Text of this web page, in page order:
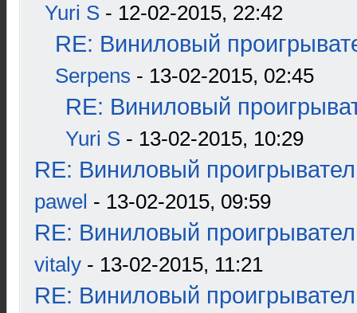
Yuri S - 12-02-2015, 22:42
RE: Виниловый
Serpens - 13-02-2015, 02:45
RE: Виниловый
Yuri S - 13-02-2015, 10:29
RE: Виниловый
pawel - 13-02-2015, 09:59
RE: Виниловый
vitaly - 13-02-2015, 11:21
RE: Виниловый